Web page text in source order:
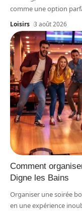
comme une option
Loisirs 3 août 2026
Comment
Digne les Bains
Organiser une soirée
en une expérience